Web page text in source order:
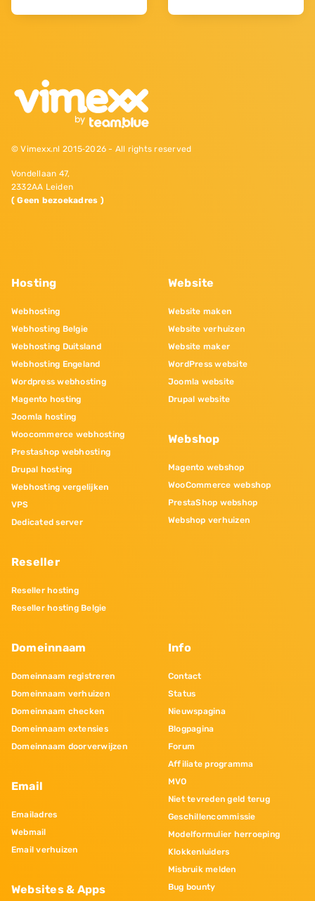
© Vimexx.nl 2015‐2026 - All rights reserved
Vondellaan 47,
2332AA Leiden
( Geen bezoekadres )
Hosting
Webhosting
Webhosting Belgie
Webhosting Duitsland
Webhosting Engeland
Wordpress webhosting
Magento hosting
Joomla hosting
Woocommerce webhosting
Prestashop webhosting
Drupal hosting
Webhosting vergelijken
VPS
Dedicated server
Reseller
Reseller hosting
Reseller hosting Belgie
Website
Website maken
Website verhuizen
Website maker
WordPress website
Joomla website
Drupal website
Webshop
Magento webshop
WooCommerce webshop
PrestaShop webshop
Webshop verhuizen
Domeinnaam
Domeinnaam registreren
Domeinnaam verhuizen
Domeinnaam checken
Domeinnaam extensies
Domeinnaam doorverwijzen
Email
Emailadres
Webmail
Email verhuizen
Websites & Apps
Info
Contact
Status
Nieuwspagina
Blogpagina
Forum
Affiliate programma
MVO
Niet tevreden geld terug
Geschillencommissie
Modelformulier herroeping
Klokkenluiders
Misbruik melden
Bug bounty